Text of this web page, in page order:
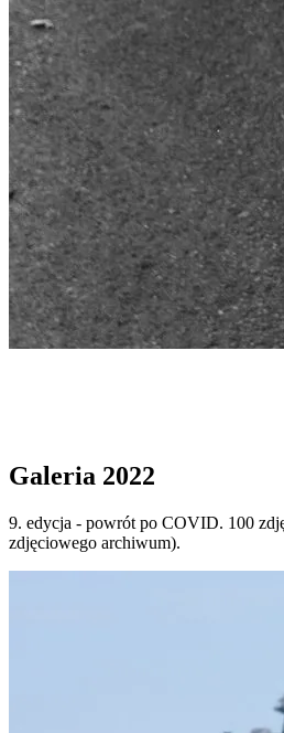
Galeria 2022
9. edycja - powrót po COVID. 100
zdjęciowego archiwum).